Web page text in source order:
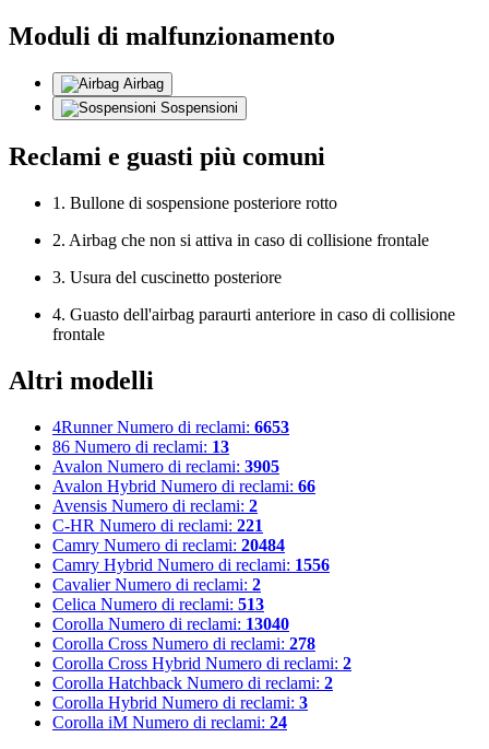
Moduli di malfunzionamento
Airbag
Sospensioni
Reclami e guasti più comuni
1. Bullone di sospensione posteriore rotto
2. Airbag che non si attiva in caso di collisione frontale
3. Usura del cuscinetto posteriore
4. Guasto dell'airbag paraurti anteriore in caso di collisione
frontale
Altri modelli
4Runner Numero di reclami: 6653
86 Numero di reclami: 13
Avalon Numero di reclami: 3905
Avalon Hybrid Numero di reclami: 66
Avensis Numero di reclami: 2
C-HR Numero di reclami: 221
Camry Numero di reclami: 20484
Camry Hybrid Numero di reclami: 1556
Cavalier Numero di reclami: 2
Celica Numero di reclami: 513
Corolla Numero di reclami: 13040
Corolla Cross Numero di reclami: 278
Corolla Cross Hybrid Numero di reclami: 2
Corolla Hatchback Numero di reclami: 2
Corolla Hybrid Numero di reclami: 3
Corolla iM Numero di reclami: 24